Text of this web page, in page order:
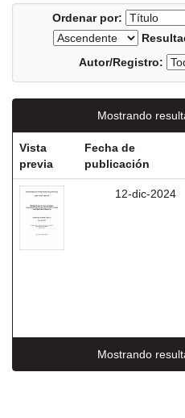
Ordenar por:
Autor/Registro:
Mostrando
Vista
previa
Fecha de
publicación
12-dic-2024
Mostrando